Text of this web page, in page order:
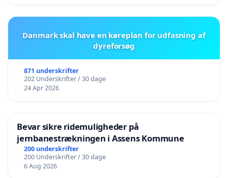
Danmark skal have en køreplan for udfasning af
dyreforsøg
871 underskrifter
202 Underskrifter / 30 dage
24 Apr 2026
Bevar sikre ridemuligheder på
jernbanestrækningen i Assens Kommune
200 underskrifter
200 Underskrifter / 30 dage
6 Aug 2026